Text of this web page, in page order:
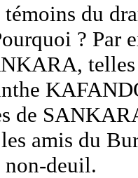
du
? Par
de
amis du
non-deuil.